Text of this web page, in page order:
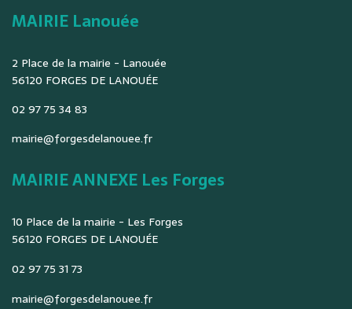
MAIRIE Lanouée
2 Place de la mairie - Lanouée
56120 FORGES DE LANOUÉE
02 97 75 34 83
mairie@forgesdelanouee.fr
MAIRIE ANNEXE Les Forges
10 Place de la mairie - Les Forges
56120 FORGES DE LANOUÉE
02 97 75 31 73
mairie@forgesdelanouee.fr